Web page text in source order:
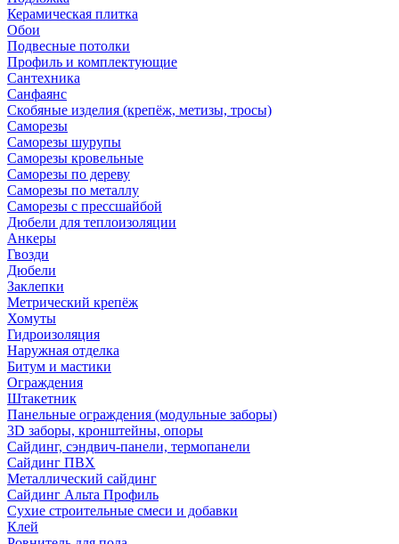
Керамическая плитка
Обои
Подвесные потолки
Профиль и комплектующие
Сантехника
Санфаянс
Скобяные изделия (крепёж, метизы, тросы)
Саморезы
Саморезы шурупы
Саморезы кровельные
Саморезы по дереву
Саморезы по металлу
Саморезы с прессшайбой
Дюбели для теплоизоляции
Анкеры
Гвозди
Дюбели
Заклепки
Метрический крепёж
Хомуты
Гидроизоляция
Наружная отделка
Битум и мастики
Ограждения
Штакетник
Панельные ограждения (модульные заборы)
3D заборы, кронштейны, опоры
Cайдинг, сэндвич-панели, термопанели
Сайдинг ПВХ
Металлический сайдинг
Сайдинг Альта Профиль
Сухие строительные смеси и добавки
Клей